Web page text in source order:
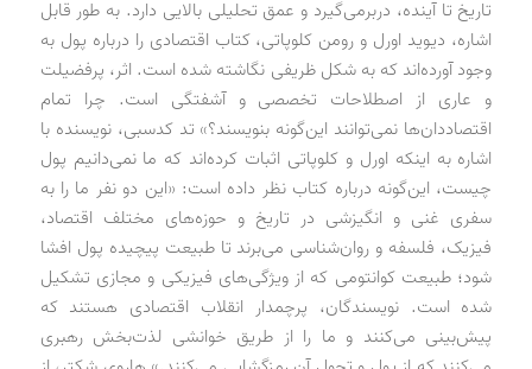
تاریخ تا آینده، دربرمی‌گیرد و عمق تحلیلی بالایی دارد. به طور قابل
اشاره، دیوید اورل و رومن کلوپاتی، کتاب اقتصادی را درباره پول به
وجود آورده‌اند که به شکل ظریفی نگاشته شده است. اثر، پرفضیلت
و عاری از اصطلاحات تخصصی و آشفتگی است. چرا تمام
اقتصاددان‌ها نمی‌توانند این‌گونه بنویسند؟» تد کدسبی، نویسنده با
اشاره به اینکه اورل و کلوپاتی اثبات کرده‌اند که ما نمی‌دانیم پول
چیست، این‌گونه درباره کتاب نظر داده است: «این دو نفر ما را به
سفری غنی و انگیزشی در تاریخ و حوزه‌های مختلف اقتصاد،
فیزیک، فلسفه و روان‌شناسی می‌برند تا طبیعت پیچیده پول افشا
شود؛ طبیعت کوانتومی که از ویژگی‌های فیزیکی و مجازی تشکیل
شده است. نویسندگان، پرچمدار انقلاب اقتصادی هستند که
پیش‌بینی می‌کنند و ما را از طریق خوانشی لذت‌بخش رهبری